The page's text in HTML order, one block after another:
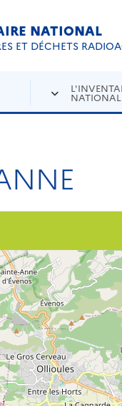
NATIONAL
ET DÉCHETS
NATIONAL